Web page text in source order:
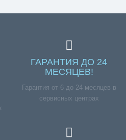
ГАРАНТИЯ ДО 24
МЕСЯЦЕВ!
Гарантия от 6 до 24 месяцев в
сервисных центрах